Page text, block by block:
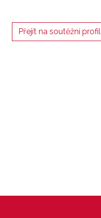
Přejít na soutěžní profil